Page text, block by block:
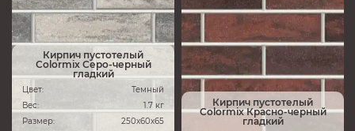
Кирпич пустотелый
Colormix Серо-черный
гладкий
Цвет:
Темный
Вес:
1.7 кг
Размер:
250х60х65
Кирпич пустотелый
Colormix Красно-черный
гладкий